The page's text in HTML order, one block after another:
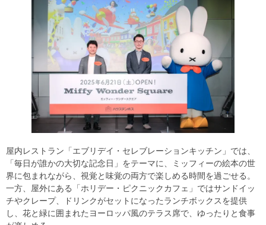
屋内レストラン「エブリデイ・セレブレーションキッチン」では、
「毎日が誰かの大切な記念日」をテーマに、ミッフィーの絵本の世
界に包まれながら、視覚と味覚の両方で楽しめる時間を過ごせる。
一方、屋外にある「ホリデー・ピクニックカフェ」ではサンドイッ
チやクレープ、ドリンクがセットになったランチボックスを提供
し、花と緑に囲まれたヨーロッパ風のテラス席で、ゆったりと食事